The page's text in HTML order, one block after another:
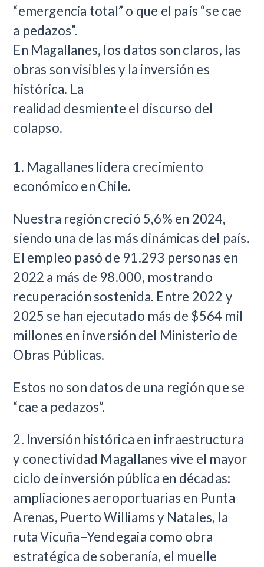
“emergencia total” o que el país “se cae
a pedazos”.
En Magallanes, los datos son claros, las
obras son visibles y la inversión es
histórica. La
realidad desmiente el discurso del
colapso.
1. Magallanes lidera crecimiento
económico en Chile.
Nuestra región creció 5,6% en 2024,
siendo una de las más dinámicas del país.
El empleo pasó de 91.293 personas en
2022 a más de 98.000, mostrando
recuperación sostenida. Entre 2022 y
2025 se han ejecutado más de $564 mil
millones en inversión del Ministerio de
Obras Públicas.
Estos no son datos de una región que se
“cae a pedazos”.
2. Inversión histórica en infraestructura
y conectividad Magallanes vive el mayor
ciclo de inversión pública en décadas:
ampliaciones aeroportuarias en Punta
Arenas, Puerto Williams y Natales, la
ruta Vicuña–Yendegaia como obra
estratégica de soberanía, el muelle